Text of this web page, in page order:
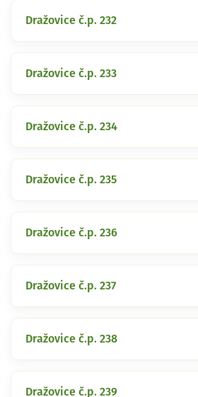
Dražovice č.p. 232
Dražovice č.p. 233
Dražovice č.p. 234
Dražovice č.p. 235
Dražovice č.p. 236
Dražovice č.p. 237
Dražovice č.p. 238
Dražovice č.p. 239